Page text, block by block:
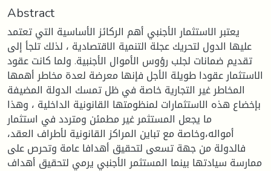
Abstract
يعتبر الاستثمار الأجنبي أهم الركائز الأساسية التي تعتمد
عليها الدول لتحريك عجلة التنمية الاقتصادية ، لذلك تلجأ إلى
تقديم ضمانات لجلب رؤوس الأموال الأجنبية. ولما كانت عقود
الاستثمار عقودا طويلة الأجل فإنها معرضة لعدة مخاطر أهمها
المخاطر غير التجارية خاصة في ظل تمسك الدولة المضيفة
بإخضاع هذه الاستثمارات لمنظومتها القانونية الداخلية ، وهذا
ما يجعل المستثمر غير مطمئن ومتردد في استثمار
أمواله،وخاصة مع تباين المراكز القانونية لأطراف العقد،
فالدولة من جهة تسعى لتحقيق أهدافا عامة وتحرص على
ممارسة سيادتها بينما المستثمر الأجنبي يرمي لتحقيق أهداف